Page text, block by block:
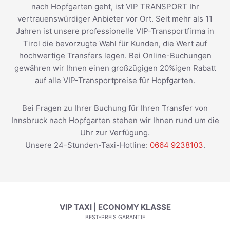
nach Hopfgarten geht, ist VIP TRANSPORT Ihr
vertrauenswürdiger Anbieter vor Ort. Seit mehr als 11
Jahren ist unsere professionelle VIP-Transportfirma in
Tirol die bevorzugte Wahl für Kunden, die Wert auf
hochwertige Transfers legen. Bei Online-Buchungen
gewähren wir Ihnen einen großzügigen 20%igen Rabatt
auf alle VIP-Transportpreise für Hopfgarten.
Bei Fragen zu Ihrer Buchung für Ihren Transfer von
Innsbruck nach Hopfgarten stehen wir Ihnen rund um die
Uhr zur Verfügung.
Unsere 24-Stunden-Taxi-Hotline: 0664 9238103.
VIP TAXI | ECONOMY KLASSE
BEST-PREIS GARANTIE